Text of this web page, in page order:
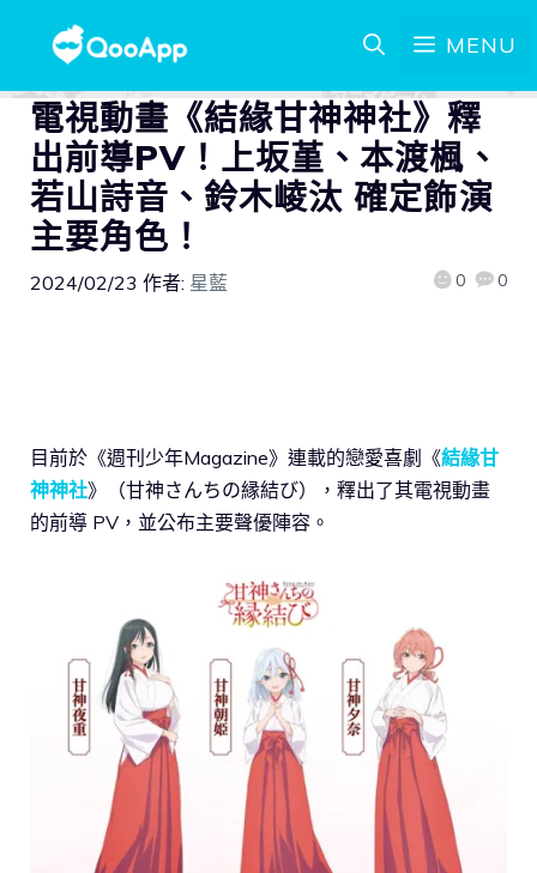
MENU
電視動畫《結緣甘神神社》釋
出前導PV！上坂堇、本渡楓、
若山詩音、鈴木崚汰 確定飾演
主要角色！
2024/02/23 作者: 星藍 0 0
目前於《週刊少年Magazine》連載的戀愛喜劇《結緣甘
神神社》（甘神さんちの縁結び），釋出了其電視動畫
的前導 PV，並公布主要聲優陣容。